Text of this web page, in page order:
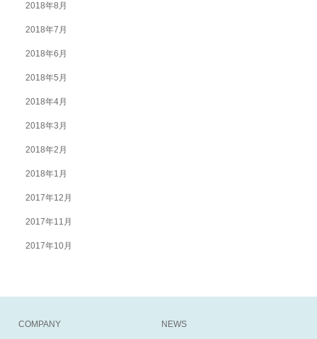
2018年8月
2018年7月
2018年6月
2018年5月
2018年4月
2018年3月
2018年2月
2018年1月
2017年12月
2017年11月
2017年10月
COMPANY NEWS